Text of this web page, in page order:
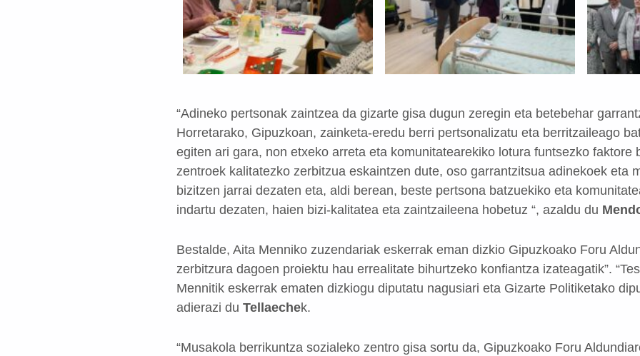
“Adineko pertsonak zaintzea da gizarte gisa dugun zeregin eta betebehar
Horretarako, Gipuzkoan, zainketa-eredu berri pertsonalizatu eta berritzaileago
egiten ari gara, non etxeko arreta eta komunitatearekiko lotura funtsezko faktore
zentroek kalitatezko zerbitzua eskaintzen dute, oso garrantzitsua adinekoek eta
bizitzen jarrai dezaten eta, aldi berean, beste pertsona batzuekiko eta
indartu dezaten, haien bizi-kalitatea eta zaintzaileena hobetuz “, azaldu du
Bestalde, Aita Menniko zuzendariak eskerrak eman dizkio Gipuzkoako Foru
zerbitzura dagoen proiektu hau errealitate bihurtzeko konfiantza izateagatik”.
Mennitik eskerrak ematen dizkiogu diputatu nagusiari eta Gizarte Politiketako
adierazi du Tellaechek.
“Musakola berrikuntza sozialeko zentro gisa sortu da, Gipuzkoako Foru